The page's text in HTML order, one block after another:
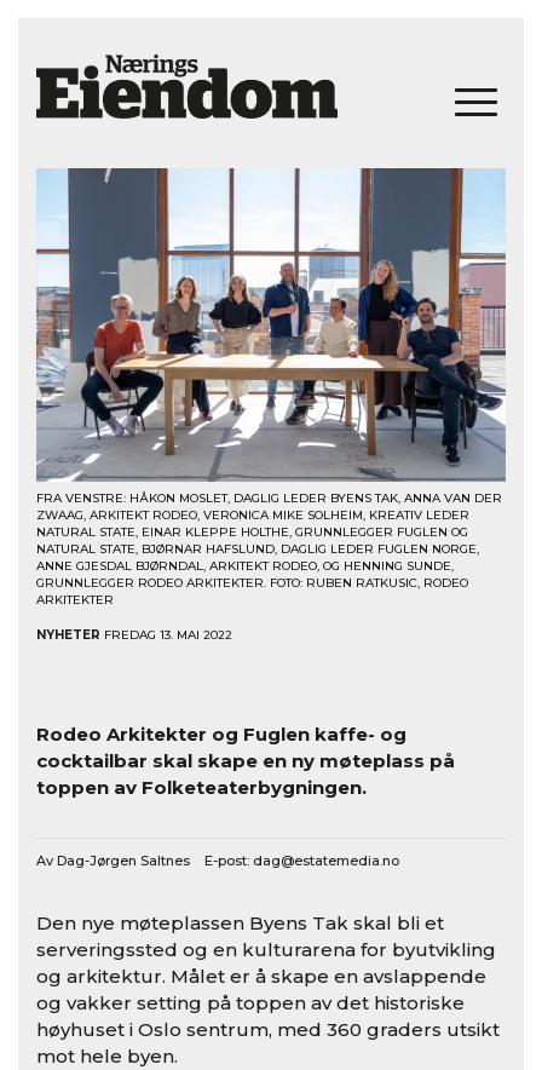
FRA VENSTRE: HÅKON MOSLET, DAGLIG LEDER BYENS TAK, ANNA VAN DER
ZWAAG, ARKITEKT RODEO, VERONICA MIKE SOLHEIM, KREATIV LEDER
NATURAL STATE, EINAR KLEPPE HOLTHE, GRUNNLEGGER FUGLEN OG
NATURAL STATE, BJØRNAR HAFSLUND, DAGLIG LEDER FUGLEN NORGE,
ANNE GJESDAL BJØRNDAL, ARKITEKT RODEO, OG HENNING SUNDE,
GRUNNLEGGER RODEO ARKITEKTER. FOTO: RUBEN RATKUSIC, RODEO
ARKITEKTER
NYHETER FREDAG 13. MAI 2022
Rodeo Arkitekter og Fuglen kaffe- og
cocktailbar skal skape en ny møteplass på
toppen av Folketeaterbygningen.
Av Dag-Jørgen Saltnes E-post: dag@estatemedia.no
Den nye møteplassen Byens Tak skal bli et
serveringssted og en kulturarena for byutvikling
og arkitektur. Målet er å skape en avslappende
og vakker setting på toppen av det historiske
høyhuset i Oslo sentrum, med 360 graders utsikt
mot hele byen.